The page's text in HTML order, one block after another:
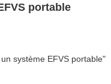
portable